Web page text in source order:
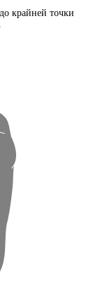
крайней точки